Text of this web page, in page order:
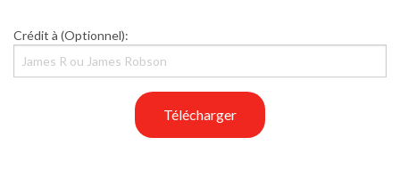
Crédit à (Optionnel):
Télécharger